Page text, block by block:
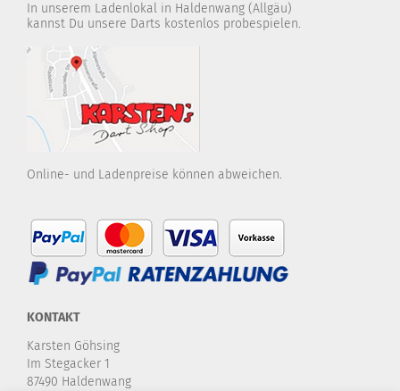
In unserem Ladenlokal in Haldenwang (Allgäu)
kannst Du unsere Darts kostenlos probespielen.
Online- und Ladenpreise können abweichen.
KONTAKT
Karsten Göhsing
Im Stegacker 1
87490 Haldenwang